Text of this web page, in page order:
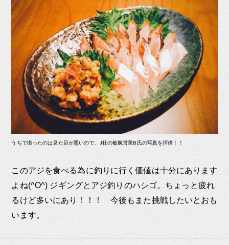
うちで撮ったのは見た目が悪いので、J社の敏腕営業B氏の写真を拝借！！
このアジを食べる為に釣りに行く価値は十分にあります
よね(^O^) ジギングとアジ釣りのハシゴ。ちょっと疲れ
るけど多いにあり！！！ 今後もまた挑戦したいとおも
います。